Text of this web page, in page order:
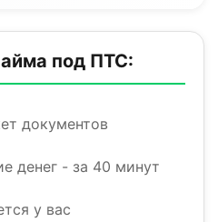
под ПТС:
документов
денег - за 40 минут
у вас